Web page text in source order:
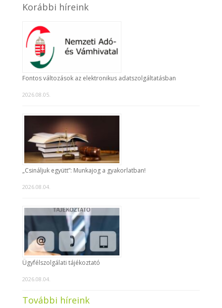
Korábbi híreink
Fontos változások az elektronikus adatszolgáltatásban
2026.08.05.
„Csináljuk együtt”: Munkajog a gyakorlatban!
2026.08.04.
Ügyfélszolgálati tájékoztató
2026.08.04.
További híreink